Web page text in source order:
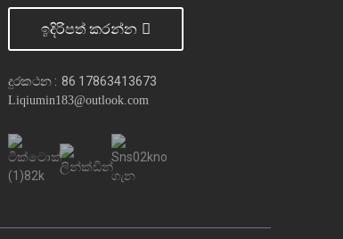
ඉදිරිපත් කරන්න
දුරකථන : 86 17863413673
Liqiumin183@outlook.com